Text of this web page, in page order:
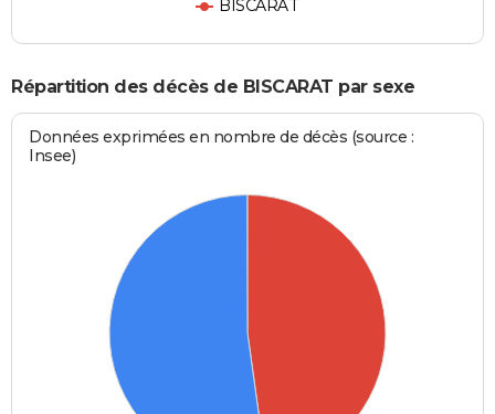
BISCARAT
Répartition des décès de BISCARAT par sexe
Données exprimées en nombre de décès (source :
Insee)